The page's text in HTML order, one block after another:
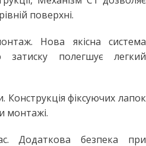
поверхні.
Нова якісна система
затиску полегшує легкий
Конструкція фіксуючих лапок
монтажі.
Додаткова безпека при